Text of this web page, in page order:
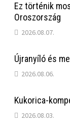
Ez történik
Oroszország
2026.08.07.
Újranyíló és
2026.08.06.
Kukorica-
2026.08.03.